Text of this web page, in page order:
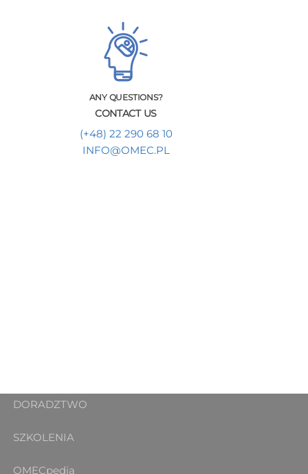
ANY QUESTIONS?
CONTACT US
(+48) 22 290 68 10
INFO@OMEC.PL
DORADZTWO
SZKOLENIA
OMECpedia